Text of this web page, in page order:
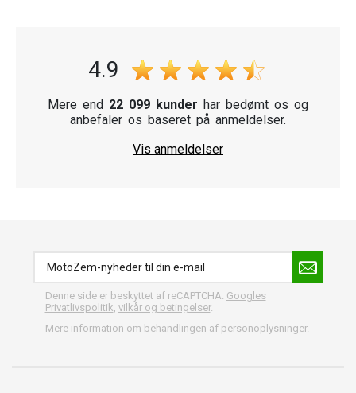
4.9
Mere end 22 099 kunder har bedømt os og
anbefaler os baseret på anmeldelser.
Vis anmeldelser
Denne side er beskyttet af reCAPTCHA. Googles
Privatlivspolitik, vilkår og betingelser.
Mere information om behandlingen af personoplysninger.